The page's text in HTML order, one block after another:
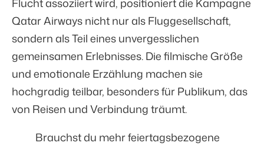
Qatar Airways nicht nur als Fluggesellschaft,
sondern als Teil eines unvergesslichen
gemeinsamen Erlebnisses. Die filmische Größe
und emotionale Erzählung machen sie
hochgradig teilbar, besonders für Publikum, das
von Reisen und Verbindung träumt.
Brauchst du mehr feiertagsbezogene